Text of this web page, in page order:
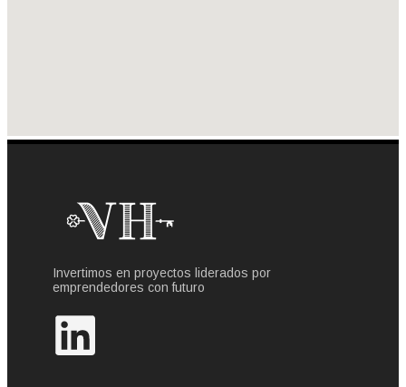
Invertimos en proyectos liderados por
emprendedores con futuro